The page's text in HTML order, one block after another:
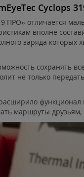
Cyclops
ПРО» отличается
вполне
заряда
сохранять
не только
функционал
маршруты